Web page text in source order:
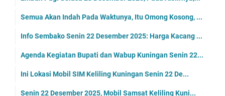
Semua Akan Indah Pada Waktunya, Itu Omong Kosong, ...
Info Sembako Senin 22 Desember 2025: Harga Kacang ...
Agenda Kegiatan Bupati dan Wabup Kuningan Senin 22...
Ini Lokasi Mobil SIM Keliling Kuningan Senin 22 De...
Senin 22 Desember 2025, Mobil Samsat Keliling Kuni...